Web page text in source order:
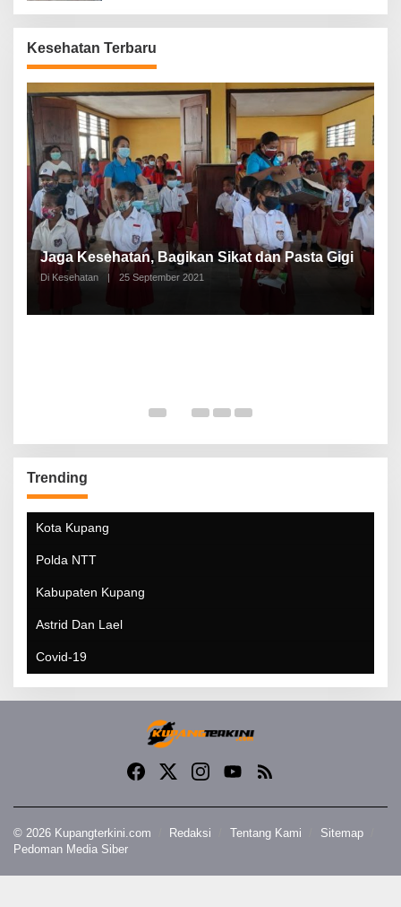
Kesehatan Terbaru
Jaga Kesehatan, Bagikan Sikat dan Pasta Gigi
Di Kesehatan | 25 September 2021
Trending
Kota Kupang
Polda NTT
Kabupaten Kupang
Astrid Dan Lael
Covid-19
© 2026 Kupangterkini.com Redaksi Tentang Kami
Sitemap
Pedoman Media Siber